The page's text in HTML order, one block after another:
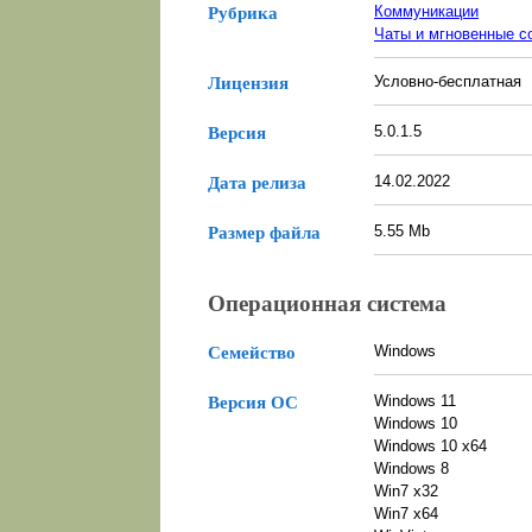
Рубрика
Коммуникации
Чаты и мгновенные
Лицензия Условно-бесплатная
Версия 5.0.1.5
Дата релиза 14.02.2022
Размер файла 5.55 Mb
Операционная система
Семейство Windows
Версия ОС
Windows 11
Windows 10
Windows 10 x64
Windows 8
Win7 x32
Win7 x64